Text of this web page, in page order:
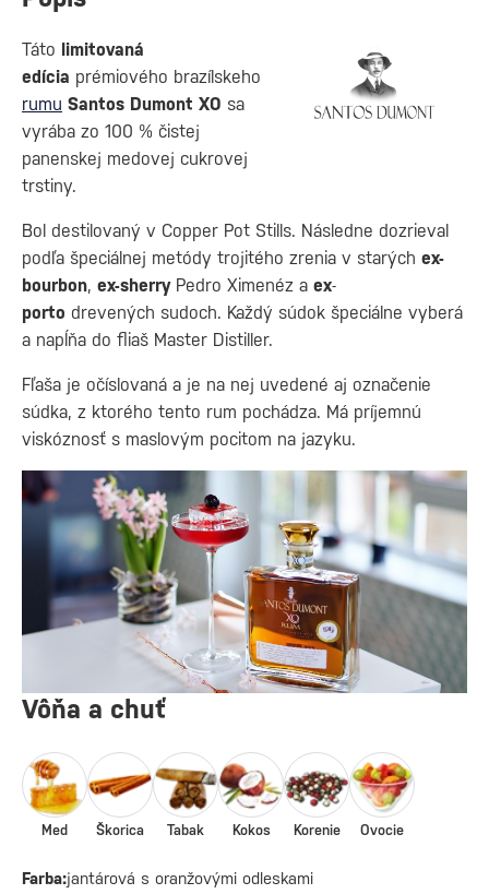
Táto limitovaná
edícia prémiového brazílskeho
rumu Santos Dumont XO sa
vyrába zo 100 % čistej
panenskej medovej cukrovej
trstiny.
Bol destilovaný v Copper Pot Stills. Následne dozrieval
podľa špeciálnej metódy trojitého zrenia v starých ex-
bourbon, ex-sherry Pedro Ximenéz a ex-
porto drevených sudoch. Každý súdok špeciálne vyberá
a napĺňa do fliaš Master Distiller.
Fľaša je očíslovaná a je na nej uvedené aj označenie
súdka, z ktorého tento rum pochádza. Má príjemnú
viskóznosť s maslovým pocitom na jazyku.
Vôňa a chuť
Farba:jantárová s oranžovými odleskami
Med Škorica Tabak Kokos Korenie Ovocie